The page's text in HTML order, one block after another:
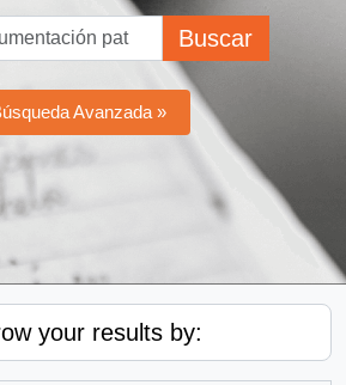
Buscar
Avanzada »
your results by: